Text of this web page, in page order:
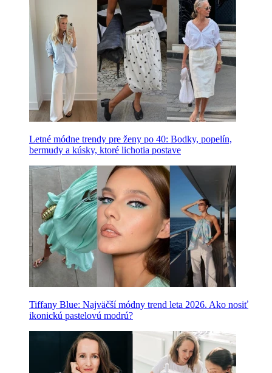
Letné módne trendy pre ženy po 40: Bodky, popelín,
bermudy a kúsky, ktoré lichotia postave
Tiffany Blue: Najväčší módny trend leta 2026. Ako nosiť
ikonickú pastelovú modrú?